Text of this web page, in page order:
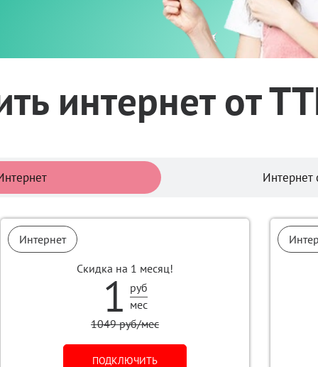
интернет от
Интернет
Тарифы
Интернет
Скидка на 1 месяц!
1 руб
мес
1049 руб/мес
ПОДКЛЮЧИТЬ